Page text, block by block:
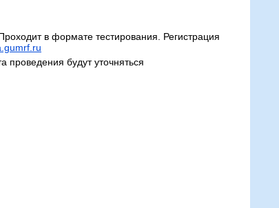
в формате тестирования. Регистрация
проведения будут уточняться